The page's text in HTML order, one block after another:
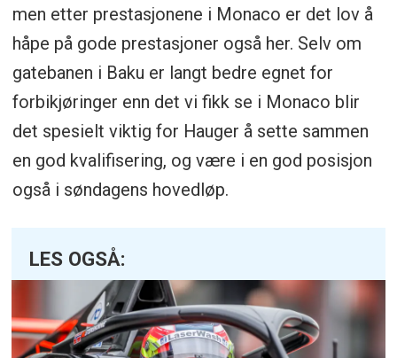
men etter prestasjonene i Monaco er det lov å
håpe på gode prestasjoner også her. Selv om
gatebanen i Baku er langt bedre egnet for
forbikjøringer enn det vi fikk se i Monaco blir
det spesielt viktig for Hauger å sette sammen
en god kvalifisering, og være i en god posisjon
også i søndagens hovedløp.
LES OGSÅ: